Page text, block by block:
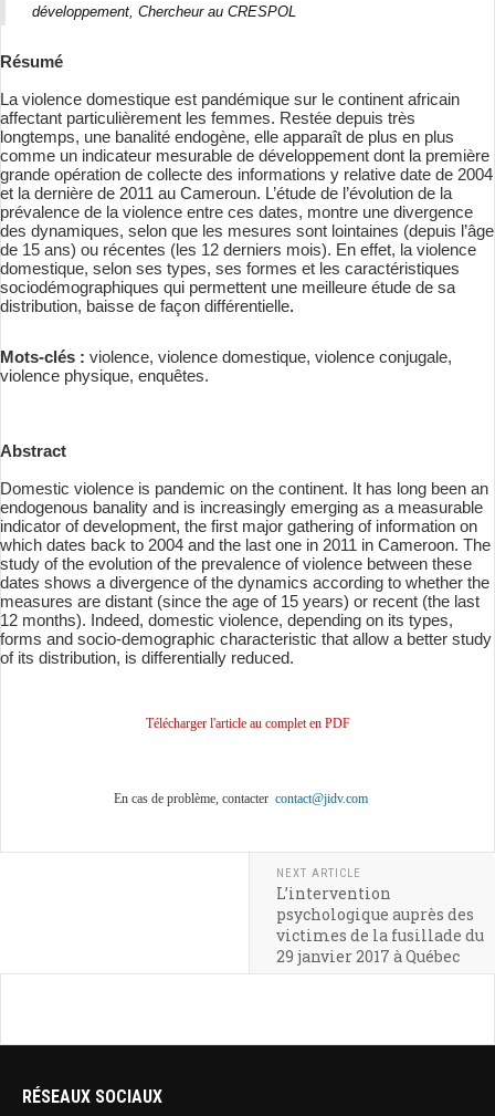
développement, Chercheur au CRESPOL
Résumé
La violence domestique est pandémique sur le continent africain
affectant particulièrement les femmes. Restée depuis très
longtemps, une banalité endogène, elle apparaît de plus en plus
comme un indicateur mesurable de développement dont la première
grande opération de collecte des informations y relative date de 2004
et la dernière de 2011 au Cameroun. L’étude de l’évolution de la
prévalence de la violence entre ces dates, montre une divergence
des dynamiques, selon que les mesures sont lointaines (depuis l’âge
de 15 ans) ou récentes (les 12 derniers mois). En effet, la violence
domestique, selon ses types, ses formes et les caractéristiques
sociodémographiques qui permettent une meilleure étude de sa
distribution, baisse de façon différentielle.
Mots-clés : violence, violence domestique, violence conjugale,
violence physique, enquêtes.
Abstract
Domestic violence is pandemic on the continent. It has long been an
endogenous banality and is increasingly emerging as a measurable
indicator of development, the first major gathering of information on
which dates back to 2004 and the last one in 2011 in Cameroon. The
study of the evolution of the prevalence of violence between these
dates shows a divergence of the dynamics according to whether the
measures are distant (since the age of 15 years) or recent (the last
12 months). Indeed, domestic violence, depending on its types,
forms and socio-demographic characteristic that allow a better study
of its distribution, is differentially reduced.
Télécharger l'article au complet en PDF
En cas de problème, contacter contact@jidv.com
NEXT ARTICLE
L’intervention
psychologique auprès des
victimes de la fusillade du
29 janvier 2017 à Québec
RÉSEAUX SOCIAUX